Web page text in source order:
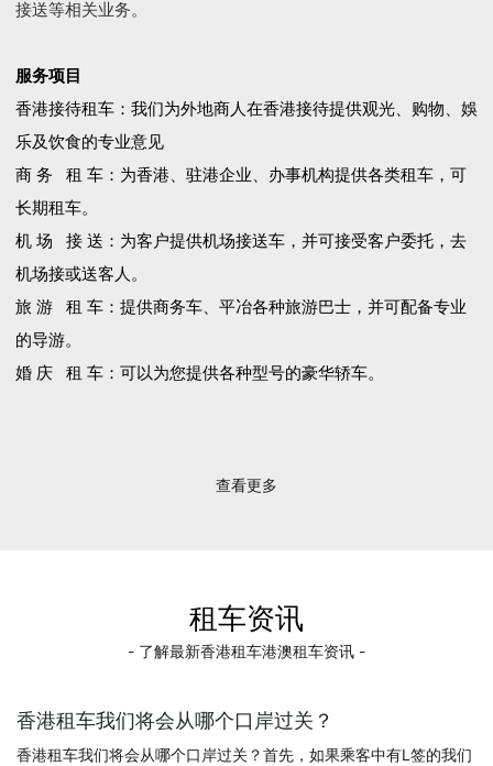
接送等相关业务。
服务项目
香港接待租车：我们为外地商人在香港接待提供观光、购物、娛
乐及饮食的专业意见
商 务 租 车：为香港、驻港企业、办事机构提供各类租车，可
长期租车。
机 场 接 送：为客户提供机场接送车，并可接受客户委托，去
机场接或送客人。
旅 游 租 车：提供商务车、平冶各种旅游巴士，并可配备专业
的导游。
婚 庆 租 车：可以为您提供各种型号的豪华轿车。
查看更多
租车资讯
- 了解最新香港租车港澳租车资讯 -
香港租车我们将会从哪个口岸过关？
香港租车我们将会从哪个口岸过关？首先，如果乘客中有L签的我们